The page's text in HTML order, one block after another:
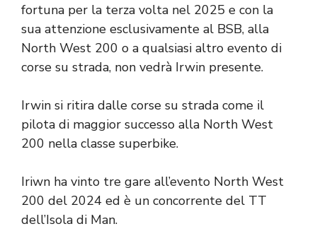
fortuna per la terza volta nel 2025 e con la
sua attenzione esclusivamente al BSB, alla
North West 200 o a qualsiasi altro evento di
corse su strada, non vedrà Irwin presente.
Irwin si ritira dalle corse su strada come il
pilota di maggior successo alla North West
200 nella classe superbike.
Iriwn ha vinto tre gare all’evento North West
200 del 2024 ed è un concorrente del TT
dell’Isola di Man.